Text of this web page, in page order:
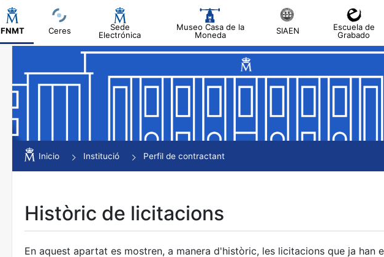
FNMT Ceres
Sede
Electrónica
Museo Casa de la
Moneda
SIAEN
Escuela de
Grabado
Mostra/Amaga
Mostra/Amaga
Inicio Institució Perfil de contractant
Històric de licitacions
En aquest apartat es mostren, a manera d'històric, les licitacions que ja